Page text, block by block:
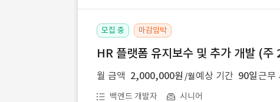
모집 중 마감임박
HR 플랫폼 유지보수 및 추가 개발 (주
월 금액 2,000,000원 /월예상 기간 90일 근무
백엔드 개발자 시니어